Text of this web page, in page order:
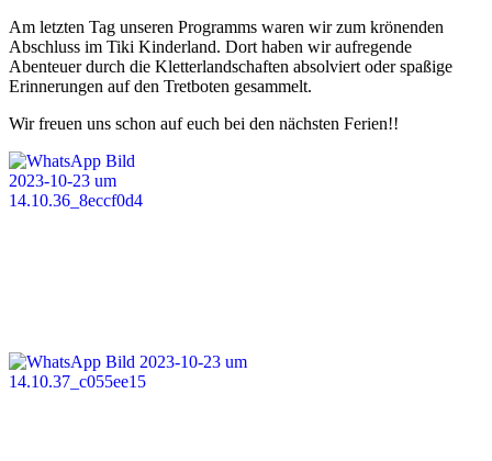
Am letzten Tag unseren Programms waren wir zum krönenden
Abschluss im Tiki Kinderland. Dort haben wir aufregende
Abenteuer durch die Kletterlandschaften absolviert oder spaßige
Erinnerungen auf den Tretboten gesammelt.
Wir freuen uns schon auf euch bei den nächsten Ferien!!